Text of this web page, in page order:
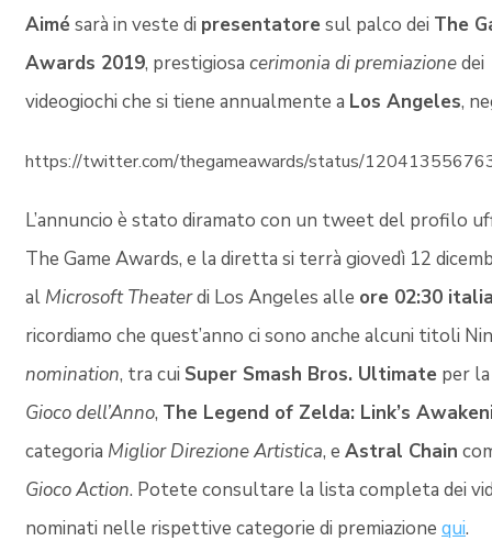
Aimé sarà in veste di presentatoresul palco dei The
Awards 2019, prestigiosa cerimonia di premiazionedei
videogiochi che si tiene annualmente a Los Angeles,
https://twitter.com/thegameawards/status/
L’annuncio è stato diramato con un tweet del profilo
The Game Awards, e la diretta si terrà giovedì 12
al Microsoft Theaterdi Los Angeles alle ore 02:30
ricordiamo che quest’anno ci sono anche alcuni titoli
nomination, tra cui Super Smash Bros. Ultimate per
Gioco dell’Anno, The Legend of Zelda: Link’s
categoria Miglior Direzione Artistica, e Astral Chain
Gioco Action. Potete consultare la lista completa dei
nominati nelle rispettive categorie di premiazione qui.